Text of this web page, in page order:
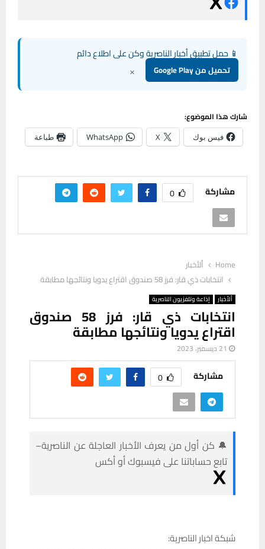
📱 حمل تطبيق أخبار الناصرية وكن على اطلاع دائم
تحميل من Google Play ×
شارك هذا الموضوع:
فيس بوك X
WhatsApp طباعة
مشاركة 0
Home
ألأخبار
انتخابات ذي قار: فرز 58 صندوق اقتراع يدويا ونتائجها مطابقة
ألأخبار إذاعة وتلفزيون الناصرية
انتخابات ذي قار: فرز 58 صندوق
اقتراع يدويا ونتائجها مطابقة
21 ديسمبر، 2023
مشاركة 0
🔔 كن أول من يعرف الأخبار العاجلة عن الناصرية–
تابع حساباتنا على فيسبوك أو أكس
شبكة اخبار الناصرية: